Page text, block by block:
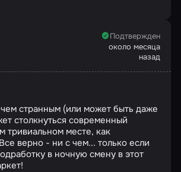
Подтвержден
около месяца
назад
странным (или может быть даже
столкнуться современный
тривиальном месте, как
верно - ни с чем... только если
в ночную смену в этот